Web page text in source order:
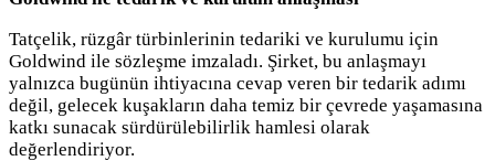
Tatçelik, rüzgâr türbinlerinin tedariki ve kurulumu için
Goldwind ile sözleşme imzaladı. Şirket, bu anlaşmayı
yalnızca bugünün ihtiyacına cevap veren bir tedarik adımı
değil, gelecek kuşakların daha temiz bir çevrede yaşamasına
katkı sunacak sürdürülebilirlik hamlesi olarak
değerlendiriyor.